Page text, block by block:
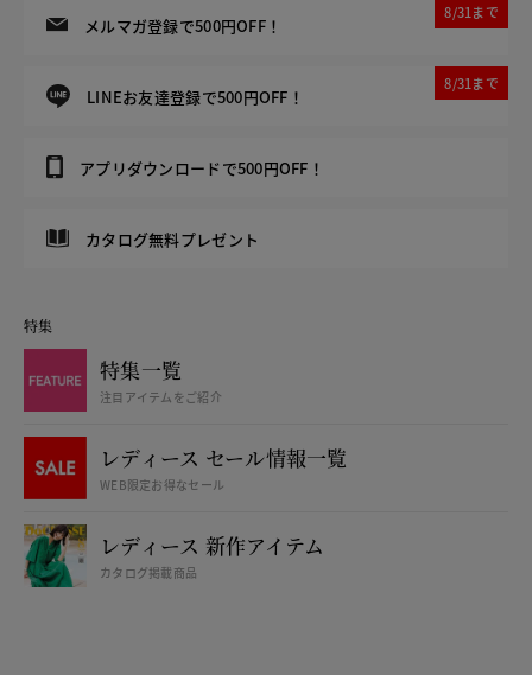
メルマガ登録で500円OFF！
8/31まで
LINEお友達登録で500円OFF！
8/31まで
アプリダウンロードで500円OFF！
カタログ無料プレゼント
特集
特集一覧
注目アイテムをご紹介
レディース セール情報一覧
WEB限定お得なセール
レディース 新作アイテム
カタログ掲載商品